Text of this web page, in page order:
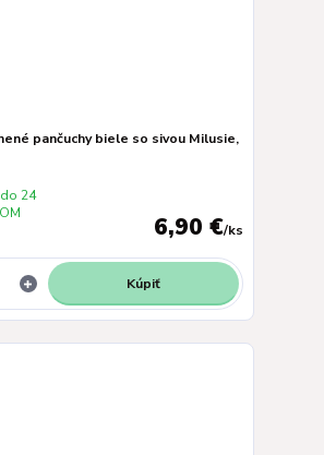
pančuchy biele so sivou Milusie,
6,90 €/ks
24
Kúpiť